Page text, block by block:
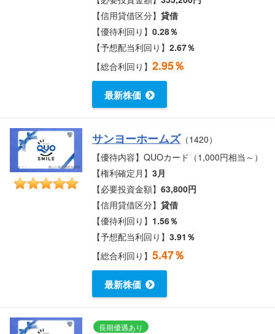
【信用貸借区分】貸借
【優待利回り】0.28％
【予想配当利回り】2.67％
【総合利回り】2.95％
最新株価
サンヨーホームズ（1420）
【優待内容】QUOカード（1,000円相当～）
【権利確定月】3月
【必要投資金額】63,800円
【信用貸借区分】貸借
【優待利回り】 1.56％
【予想配当利回り】3.91％
【総合利回り】5.47％
最新株価
長期優遇あり